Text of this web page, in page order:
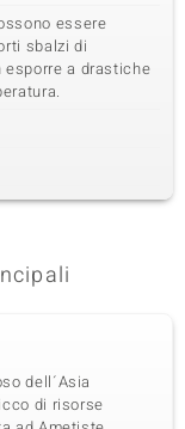
essere
sbalzi di
esporre a drastiche
dell´Asia
di risorse